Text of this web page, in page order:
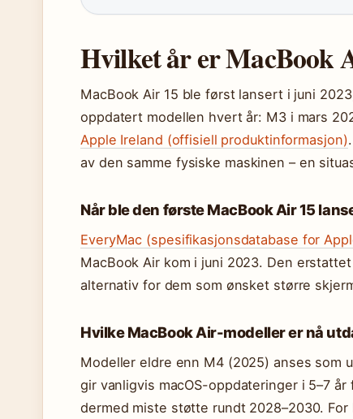
Hvilket år er MacBook
MacBook Air 15 ble først lansert i juni
oppdatert modellen hvert år: M3 i mars
Apple Ireland (offisiell produktinformasjon)
av den samme fysiske maskinen – en
Når ble den første MacBook Air 15
EveryMac (spesifikasjonsdatabase for
MacBook Air kom i juni 2023. Den
alternativ for dem som ønsket større
Hvilke MacBook Air-modeller er nå
Modeller eldre enn M4 (2025) anses som
gir vanligvis macOS-oppdateringer i 5–7
dermed miste støtte rundt 2028–2030.